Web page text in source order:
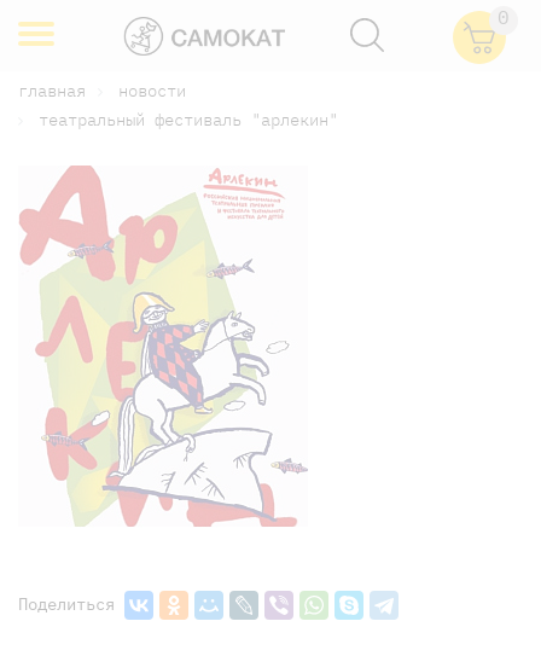
0
главная
новости
театральный фестиваль "арлекин"
Поделиться